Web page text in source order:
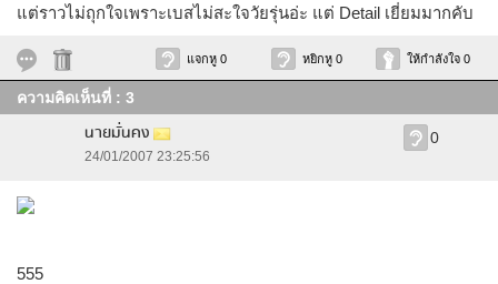
แต่ราวไม่ถุกใจเพราะเบสไม่สะใจวัยรุ่นอ่ะ แต่ Detail เยี่ยมมากคับ
แจกหู 0 หยิกหู 0 ให้กำลังใจ 0
ความคิดเห็นที่ : 3
นายมั่นคง
24/01/2007 23:25:56
0
555